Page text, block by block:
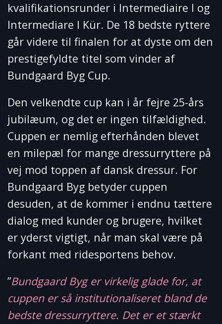
kvalifikationsrunder i Intermediaire I og
Intermediare I Kür. De 18 bedste ryttere
går videre til finalen for at dyste om den
prestigefyldte titel som vinder af
Bundgaard Byg Cup.
Den velkendte cup kan i år fejre 25-års
jubilæum, og det er ingen tilfældighed.
Cuppen er nemlig efterhånden blevet
en milepæl for mange dressurryttere på
vej mod toppen af dansk dressur. For
Bundgaard Byg betyder cuppen
desuden, at de kommer i endnu tættere
dialog med kunder og brugere, hvilket
er yderst vigtigt, når man skal være på
forkant med ridesportens behov.
”Bundgaard Byg er virkelig glade for, at
cuppen er så institutionaliseret bland de
bedste dressurryttere. Det er et stærkt